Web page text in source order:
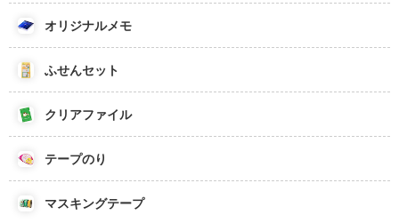
オリジナルメモ
ふせんセット
クリアファイル
テープのり
マスキングテープ